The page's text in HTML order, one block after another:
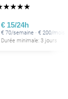
★★★★
€ 15/24h
€ 70/semaine · € 200/mois
Durée minimale: 3 jours